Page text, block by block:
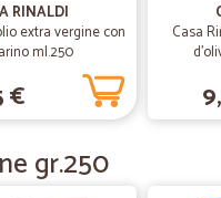
RINALDI
extra vergine con
ml.250
€
Casa
gr.250